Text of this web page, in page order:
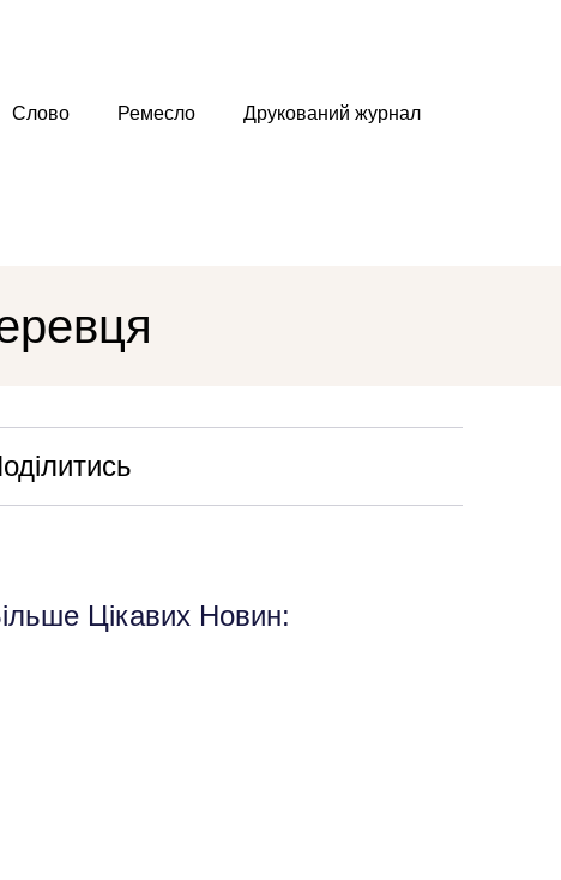
Слово Ремесло Друкований журнал
Цікавих Новин: